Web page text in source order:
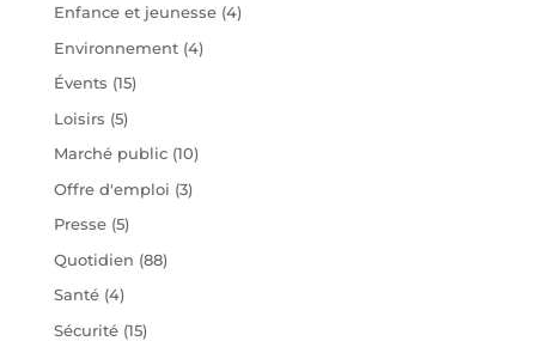
Enfance et jeunesse(4)
Environnement(4)
Évents (15)
Loisirs (5)
Marché public(10)
Offre d'emploi (3)
Presse(5)
Quotidien (88)
Santé(4)
Sécurité(15)